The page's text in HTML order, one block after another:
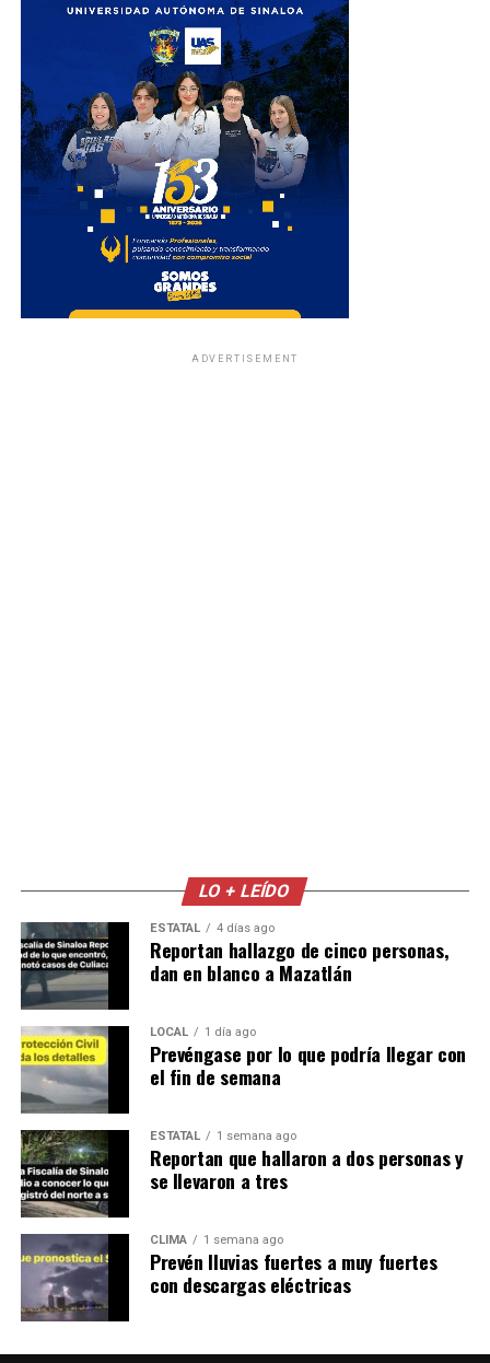
ADVERTISEMENT
LO + LEÍDO
ESTATAL 4 días ago
Reportan hallazgo de cinco personas,
dan en blanco a Mazatlán
LOCAL 1 día ago
Prevéngase por lo que podría llegar con
el fin de semana
ESTATAL 1 semana ago
Reportan que hallaron a dos personas y
se llevaron a tres
CLIMA 1 semana ago
Prevén lluvias fuertes a muy fuertes
con descargas eléctricas